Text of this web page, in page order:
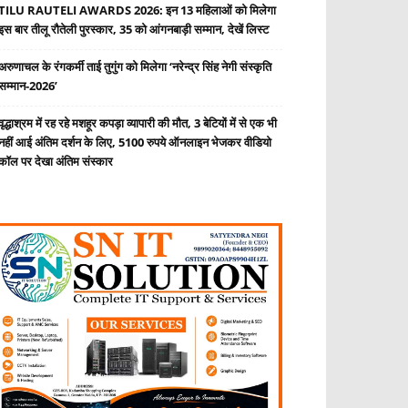
RAUTELI AWARDS 2026: इन 13 महिलाओं को मिलेगा
बार तीलू रौतेली पुरस्कार, 35 को आंगनबाड़ी सम्मान, देखें लिस्ट
के रंगकर्मी ताई तुगुंग को मिलेगा ‘नरेन्द्र सिंह नेगी संस्कृति
2026’
में रह रहे मशहूर कपड़ा व्यापारी की मौत, 3 बेटियों में से एक भी
आई अंतिम दर्शन के लिए, 5100 रुपये ऑनलाइन भेजकर वीडियो
पर देखा अंतिम संस्कार